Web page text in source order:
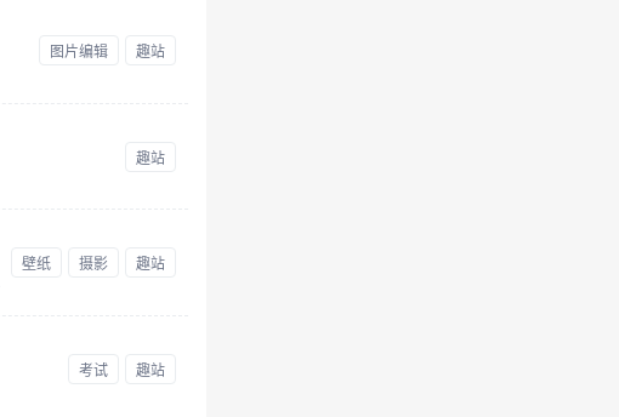
图片编辑 趣站
趣站
壁纸 摄影 趣站
考试 趣站